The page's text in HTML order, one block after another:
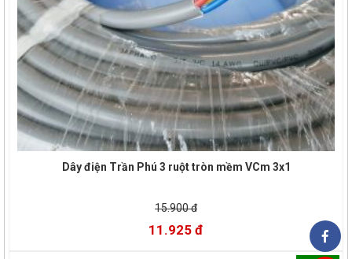
Dây điện Trần Phú 3 ruột tròn mềm VCm 3x1
15.900 đ
11.925 đ